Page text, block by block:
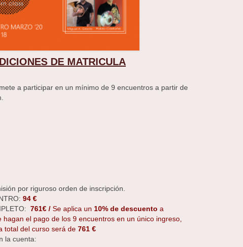
DE MATRICULA
a participar en un mínimo de 9 encuentros a partir de
por riguroso orden de inscripción.
94 €
761€ / Se aplica un 10% de descuento a
hagan el pago de los 9 encuentros en un único ingreso,
total del curso será de 761 €
la cuenta: